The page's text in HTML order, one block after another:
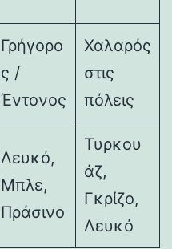
Γρήγορο
ς /
Έντονος
Χαλαρός
στις
πόλεις
Λευκό,
Μπλε,
Πράσινο
Τυρκου
άζ,
Γκρίζο,
Λευκό